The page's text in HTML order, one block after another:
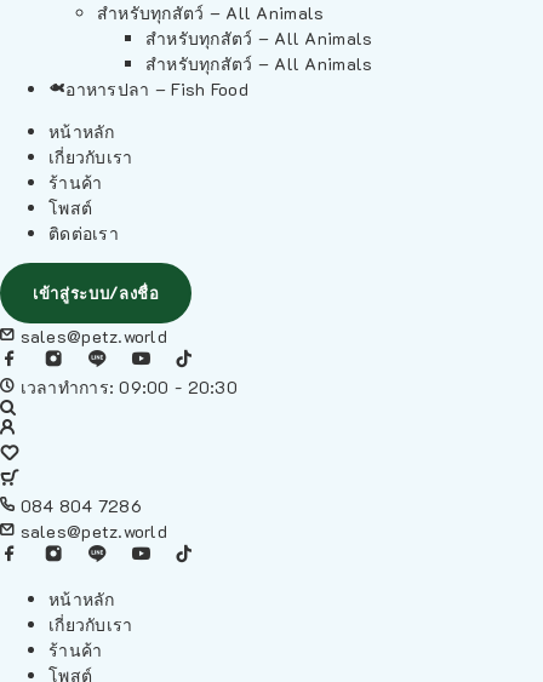
สำหรับทุกสัตว์ – All Animals
สำหรับทุกสัตว์ – All Animals
สำหรับทุกสัตว์ – All Animals
อาหารปลา – Fish Food
หน้าหลัก
เกี่ยวกับเรา
ร้านค้า
โพสต์
ติดต่อเรา
เข้าสู่ระบบ/ลงชื่อ
sales@petz.world
เวลาทำการ: 09:00 - 20:30
084 804 7286
sales@petz.world
หน้าหลัก
เกี่ยวกับเรา
ร้านค้า
โพสต์